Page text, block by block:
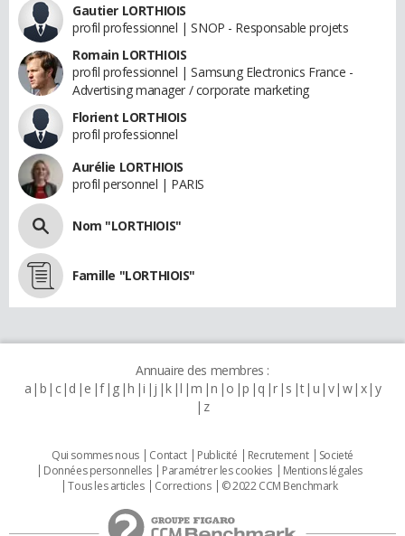
Gautier LORTHIOIS
profil professionnel | SNOP - Responsable projets
Romain LORTHIOIS
profil professionnel | Samsung Electronics France -
Advertising manager / corporate marketing
Florient LORTHIOIS
profil professionnel
Aurélie LORTHIOIS
profil personnel | PARIS
Nom "LORTHIOIS"
Famille "LORTHIOIS"
Annuaire des membres :
a b c d e f g h i j k l m n o p q r s t u v w x y
z
Qui sommes nous Contact Publicité Recrutement
Societé
Données personnelles
Paramétrer les cookies
Mentions légales
Tous les articles
Corrections © 2022 CCM Benchmark